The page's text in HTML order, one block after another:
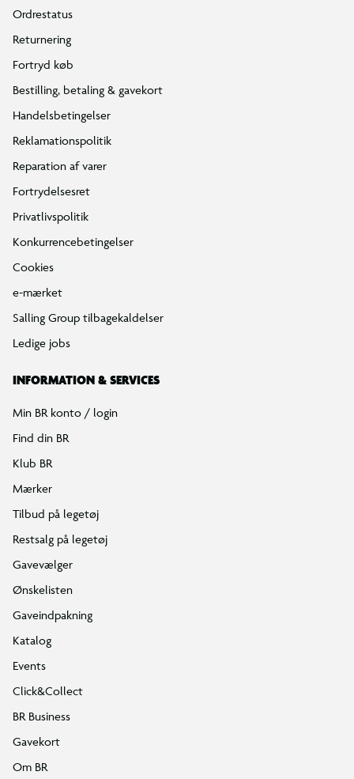
Ordrestatus
Returnering
Fortryd køb
Bestilling, betaling & gavekort
Handelsbetingelser
Reklamationspolitik
Reparation af varer
Fortrydelsesret
Privatlivspolitik
Konkurrencebetingelser
Cookies
e-mærket
Salling Group tilbagekaldelser
Ledige jobs
INFORMATION & SERVICES
Min BR konto / login
Find din BR
Klub BR
Mærker
Tilbud på legetøj
Restsalg på legetøj
Gavevælger
Ønskelisten
Gaveindpakning
Katalog
Events
Click&Collect
BR Business
Gavekort
Om BR